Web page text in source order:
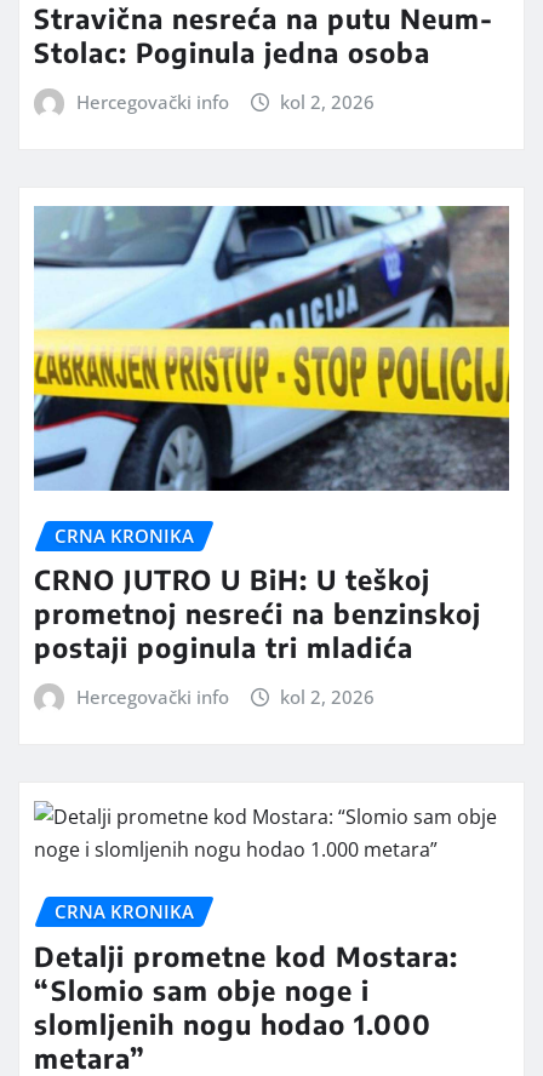
Stravična nesreća na putu Neum-
Stolac: Poginula jedna osoba
Hercegovački info kol 2, 2026
CRNA KRONIKA
CRNO JUTRO U BiH: U teškoj
prometnoj nesreći na benzinskoj
postaji poginula tri mladića
Hercegovački info kol 2, 2026
CRNA KRONIKA
Detalji prometne kod Mostara:
“Slomio sam obje noge i
slomljenih nogu hodao 1.000
metara”